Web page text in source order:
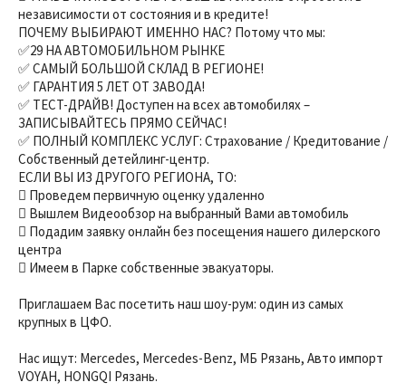
независимости от состояния и в кредите!
ПОЧЕМУ ВЫБИРАЮТ ИМЕННО НАС? Потому что мы:
✅29 НА АВТОМОБИЛЬНОМ РЫНКЕ
✅ САМЫЙ БОЛЬШОЙ СКЛАД В РЕГИОНЕ!
✅ ГАРАНТИЯ 5 ЛЕТ ОТ ЗАВОДА!
✅ ТЕСТ-ДРАЙВ! Доступен на всех автомобилях –
ЗАПИСЫВАЙТЕСЬ ПРЯМО СЕЙЧАС!
✅ ПОЛНЫЙ КОМПЛЕКС УСЛУГ: Страхование / Кредитование /
Собственный детейлинг-центр.
ЕСЛИ ВЫ ИЗ ДРУГОГО РЕГИОНА, ТО:
 Проведем первичную оценку удаленно
 Вышлем Видеообзор на выбранный Вами автомобиль
 Подадим заявку онлайн без посещения нашего дилерского
центра
 Имеем в Парке собственные эвакуаторы.
Приглашаем Вас посетить наш шоу-рум: один из самых
крупных в ЦФО.
Нас ищут: Mercedes, Mercedes-Benz, МБ Рязань, Авто импорт
VOYAH, HONGQI Рязань.